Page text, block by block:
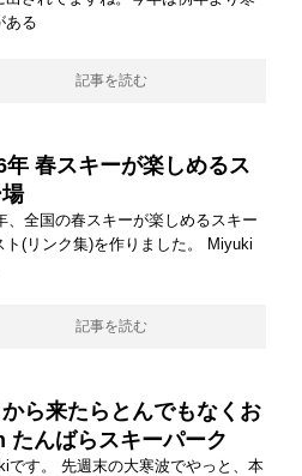
ある
記事を読む
年 春スキーが楽しめるス
、全国の春スキーが楽しめるスキー
ト(リンク集)を作りました。 Miyuki
記事を読む
ら来たらとんでもなくお
たんばらスキーパーク
です。 先週末の大寒波でやっと、本